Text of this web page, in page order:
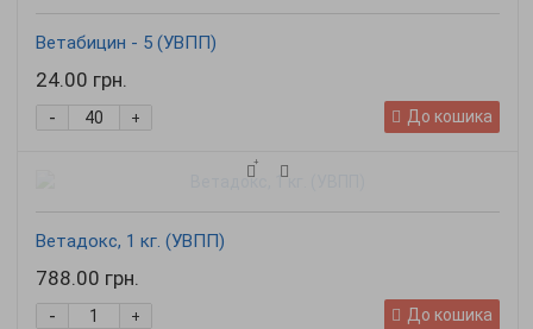
Ветабицин - 5 (УВПП)
24.00 грн.
+
- До кошика
Ветадокс, 1 кг. (УВПП)
788.00 грн.
+
- До кошика